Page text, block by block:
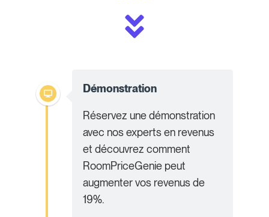
Démonstration
Réservez une démonstration
avec nos experts en revenus
et découvrez comment
RoomPriceGenie peut
augmenter vos revenus de
19%.